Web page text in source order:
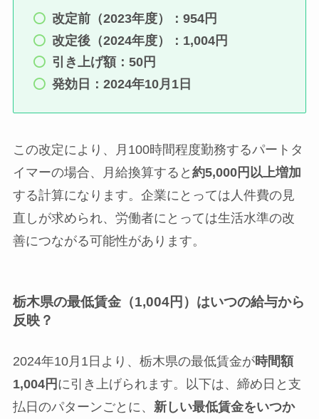
改定前（2023年度）：954円
改定後（2024年度）：1,004円
引き上げ額：50円
発効日：2024年10月1日
この改定により、月100時間程度勤務するパートタ
イマーの場合、月給換算すると 約5,000円以上増加
する計算になります。企業にとっては人件費の見
直しが求められ、労働者にとっては生活水準の改
善につながる可能性があります。
栃木県の最低賃金（1,004円）はいつの給与から
反映？
2024年10月1日より、栃木県の最低賃金が時間額
1,004円 に引き上げられます。以下は、締め日と支
払日のパターンごとに、 新しい最低賃金をいつか